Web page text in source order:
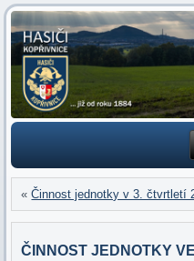
«Činnost jednotky v 3. čtvrtletí
ČINNOST JEDNOTKY